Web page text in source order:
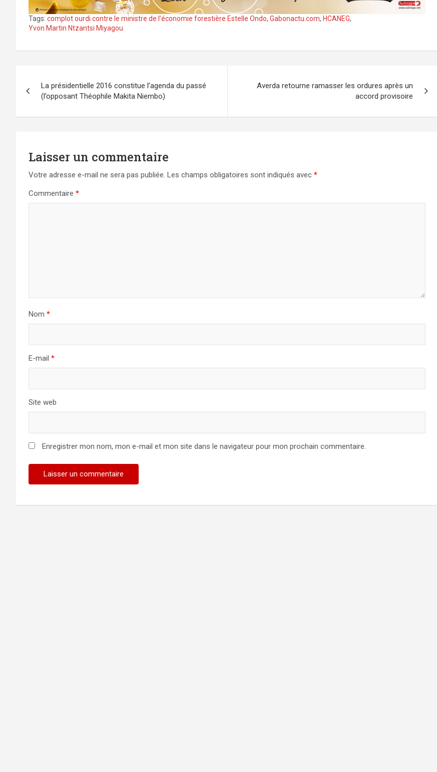
Tags: complot ourdi contre le ministre de l’économie forestière Estelle Ondo, Gabonactu.com, HCANEG,
Yvon Martin Ntzantsi Miyagou
de
l’article
La présidentielle 2016 constitue l’agenda du passé
(l’opposant Théophile Makita Niembo)
Averda retourne ramasser les ordures après un
accord provisoire
Laisser un commentaire
Votre adresse e-mail ne sera pas publiée. Les champs obligatoires sont indiqués avec *
Commentaire *
Nom *
E-mail *
Site web
Enregistrer mon nom, mon e-mail et mon site dans le navigateur pour mon prochain commentaire.